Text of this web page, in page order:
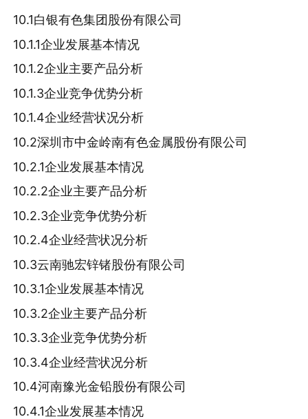
10.1白银有色集团股份有限公司
10.1.1企业发展基本情况
10.1.2企业主要产品分析
10.1.3企业竞争优势分析
10.1.4企业经营状况分析
10.2深圳市中金岭南有色金属股份有限公司
10.2.1企业发展基本情况
10.2.2企业主要产品分析
10.2.3企业竞争优势分析
10.2.4企业经营状况分析
10.3云南驰宏锌锗股份有限公司
10.3.1企业发展基本情况
10.3.2企业主要产品分析
10.3.3企业竞争优势分析
10.3.4企业经营状况分析
10.4河南豫光金铅股份有限公司
10.4.1企业发展基本情况